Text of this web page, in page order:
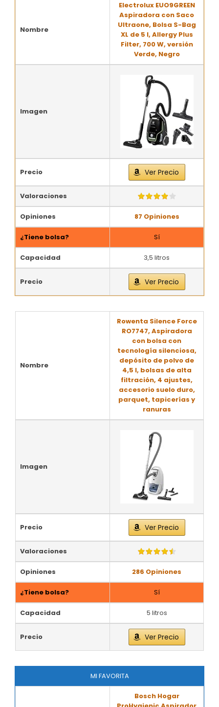
Nombre
Electrolux EUO9GREEN
Aspiradora con Saco
Ultraone, Bolsa S-Bag
XL de 5 l, Allergy Plus
Filter, 700 W, versión
Verde, Negro
Imagen
Precio Ver Precio
Valoraciones
Opiniones 87 Opiniones
¿Tiene bolsa? Sí
Capacidad 3,5 litros
Precio Ver Precio
Nombre
Rowenta Silence Force
RO7747, Aspiradora
con bolsa con
tecnología silenciosa,
depósito de polvo de
4,5 l, bolsas de alta
filtración, 4 ajustes,
accesorio suelo duro,
parquet, tapicerías y
ranuras
Imagen
Precio Ver Precio
Valoraciones
Opiniones 286 Opiniones
¿Tiene bolsa? Sí
Capacidad 5 litros
Precio Ver Precio
MI FAVORITA
Bosch Hogar